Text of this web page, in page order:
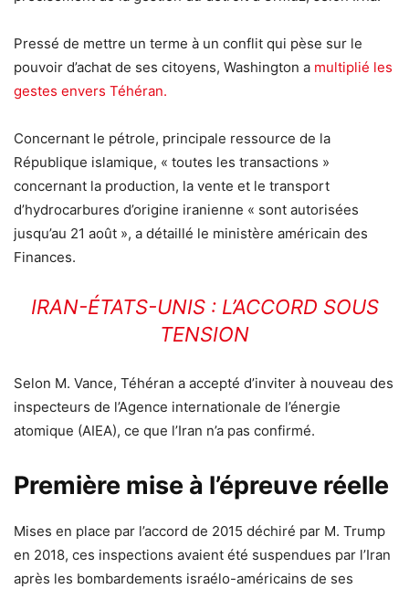
Pressé de mettre un terme à un conflit qui pèse sur le
pouvoir d’achat de ses citoyens, Washington a multiplié les
gestes envers Téhéran.
Concernant le pétrole, principale ressource de la
République islamique, « toutes les transactions »
concernant la production, la vente et le transport
d’hydrocarbures d’origine iranienne « sont autorisées
jusqu’au 21 août », a détaillé le ministère américain des
Finances.
IRAN-ÉTATS-UNIS : L’ACCORD SOUS
TENSION
Selon M. Vance, Téhéran a accepté d’inviter à nouveau des
inspecteurs de l’Agence internationale de l’énergie
atomique (AIEA), ce que l’Iran n’a pas confirmé.
Première mise à l’épreuve réelle
Mises en place par l’accord de 2015 déchiré par M. Trump
en 2018, ces inspections avaient été suspendues par l’Iran
après les bombardements israélo-américains de ses